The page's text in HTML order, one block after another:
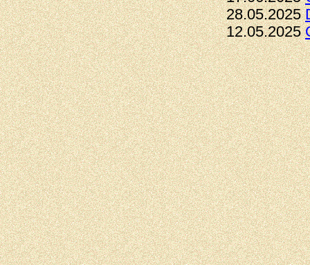
28.05.2025
12.05.2025